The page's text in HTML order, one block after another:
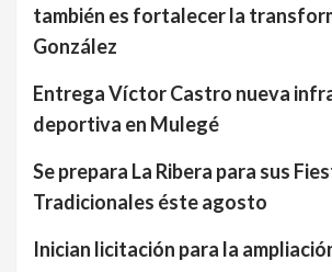
también es fortalecer la
González
Entrega Víctor Castro nueva
deportiva en Mulegé
Se prepara La Ribera para sus
Tradicionales éste agosto
Inician licitación para la